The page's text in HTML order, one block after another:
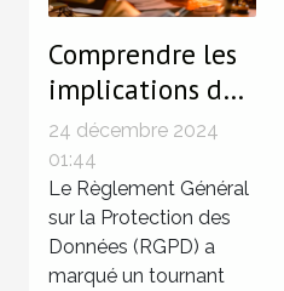
Comprendre les
implications du
RGPD pour les
petites
entreprises
24 décembre 2024
01:44
Le Règlement Général
sur la Protection des
Données (RGPD) a
marqué un tournant